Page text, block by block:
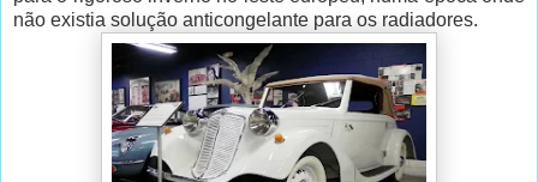
não existia solução anticongelante para os radiadores.